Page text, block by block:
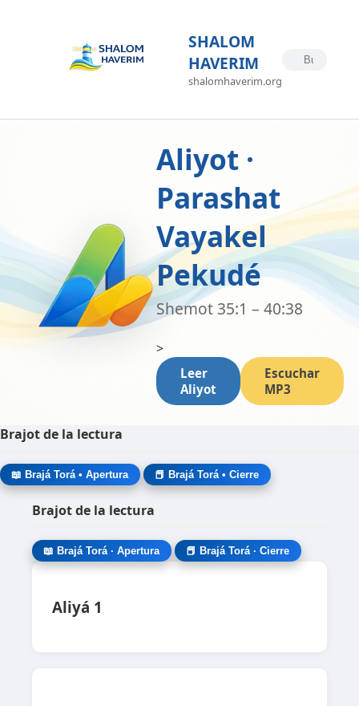
SHALOM
HAVERIM
shalomhaverim.org
Aliyot ·
Parashat
Vayakel
Pekudé
Shemot 35:1 – 40:38
>
Leer
Aliyot
Escuchar
MP3
Brajot de la lectura
📖 Brajá Torá • Apertura 📕 Brajá Torá • Cierre
Brajot de la lectura
📖 Brajá Torá · Apertura 📕 Brajá Torá · Cierre
Aliyá 1